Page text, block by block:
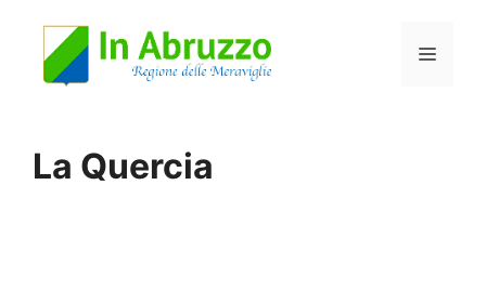
Menu
La Quercia